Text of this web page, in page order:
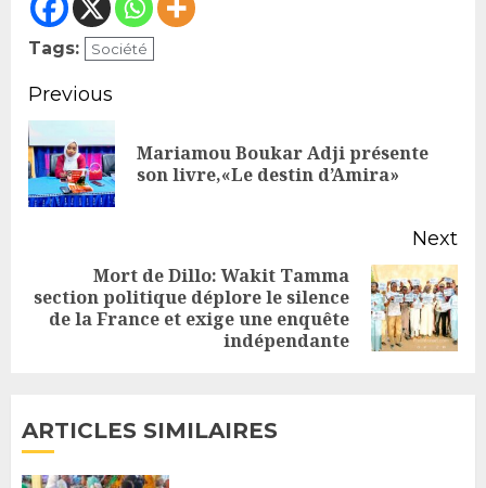
Tags: Société
Continue
Reading
Previous
Mariamou Boukar Adji présente
son livre,«Le destin d’Amira»
Next
Next
post:
Mort de Dillo: Wakit Tamma
section politique déplore le silence
de la France et exige une enquête
indépendante
ARTICLES SIMILAIRES